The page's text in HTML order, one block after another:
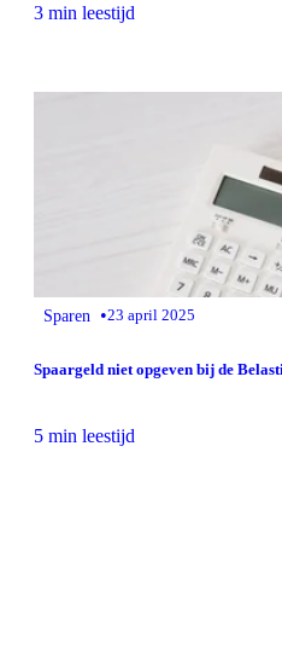
3 min leestijd
Sparen •23 april 2025
Spaargeld niet opgeven bij de
5 min leestijd